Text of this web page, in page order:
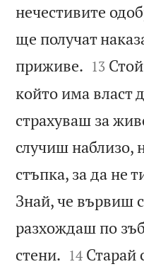
нечестивите
ще получат
приживе. 

13
който има власт
страхуваш за
случиш наблизо,
стъпка, за да не
Знай, че вървиш
разхождаш по
стени. 

14 Старай